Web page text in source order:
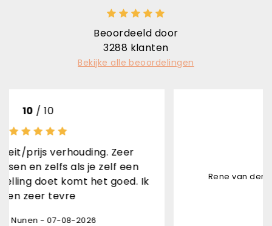
Beoordeeld door
3288 klanten
Bekijke alle beoordelingen
Zeer
je zelf een
het goed. Ik
Rene van den Brand Horninge -